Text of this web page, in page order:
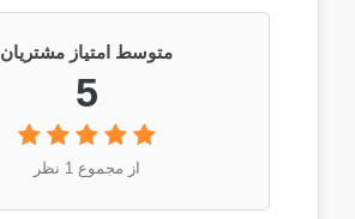
متوسط امتیاز مشتریان
5
از مجموع 1 نظر